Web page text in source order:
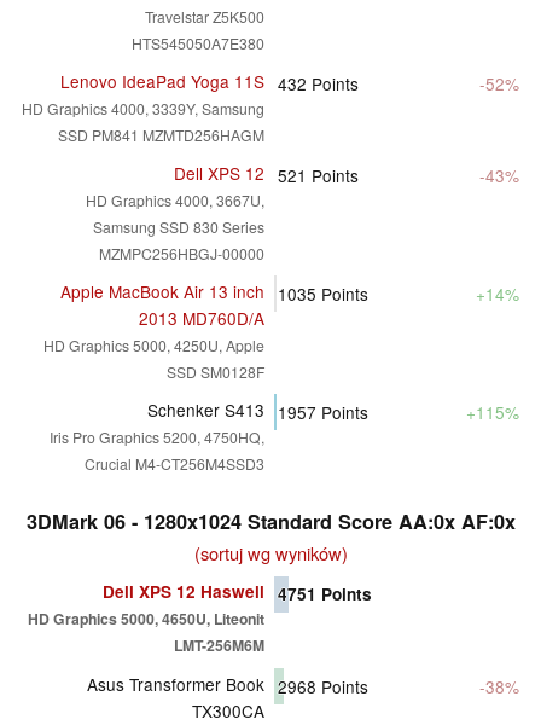
Travelstar Z5K500
HTS545050A7E380
Lenovo IdeaPad Yoga 11S
HD Graphics 4000, 3339Y, Samsung
SSD PM841 MZMTD256HAGM
432 Points -52%
Dell XPS 12
HD Graphics 4000, 3667U,
Samsung SSD 830 Series
MZMPC256HBGJ-00000
521 Points -43%
Apple MacBook Air 13 inch
2013 MD760D/A
HD Graphics 5000, 4250U, Apple
SSD SM0128F
1035 Points +14%
Schenker S413
Iris Pro Graphics 5200, 4750HQ,
Crucial M4-CT256M4SSD3
1957 Points +115%
3DMark 06 - 1280x1024 Standard Score AA:0x AF:0x
(sortuj wg wyników)
Dell XPS 12 Haswell
HD Graphics 5000, 4650U, Liteonit
LMT-256M6M
4751 Points
Asus Transformer Book
TX300CA
2968 Points -38%